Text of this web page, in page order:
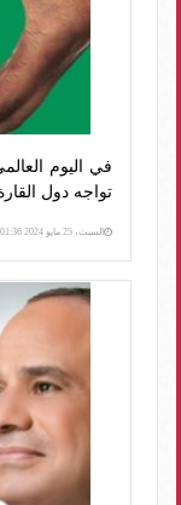
في اليوم
تواجه دول
السبت، 25 مايو 2024 01:36 م